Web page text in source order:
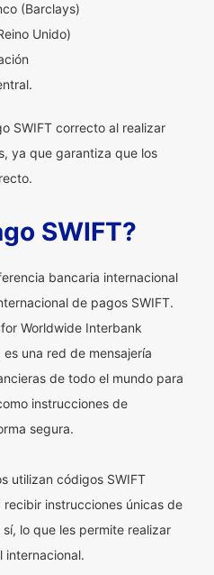
(Barclays)
Unido)
SWIFT correcto al realizar
ya que garantiza que los
SWIFT?
bancaria internacional
de pagos SWIFT.
Worldwide Interbank
una red de mensajería
de todo el mundo para
instrucciones de
segura.
utilizan códigos SWIFT
instrucciones únicas de
lo que les permite realizar
internacional.